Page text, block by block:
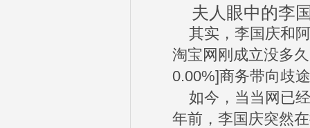
夫人眼中的李
其实，李国庆和
淘宝网刚成立没多
0.00%]商务带向歧
如今，当当网已经
年前，李国庆突然